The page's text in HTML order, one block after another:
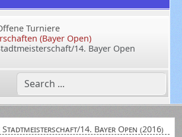
Turniere
(Bayer Open)
14. Bayer Open
14. Bayer Open (2016)